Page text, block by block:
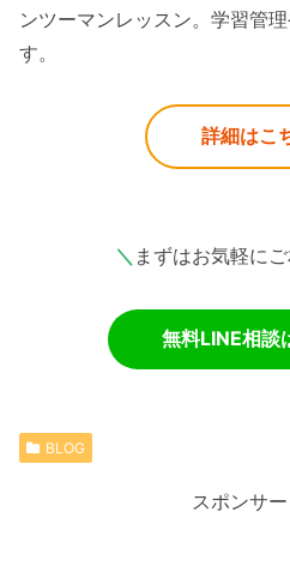
ンツーマンレッスン。学習管
す。
詳細はこ
＼ まずはお気軽に
無料LINE相談
BLOG
スポンサ